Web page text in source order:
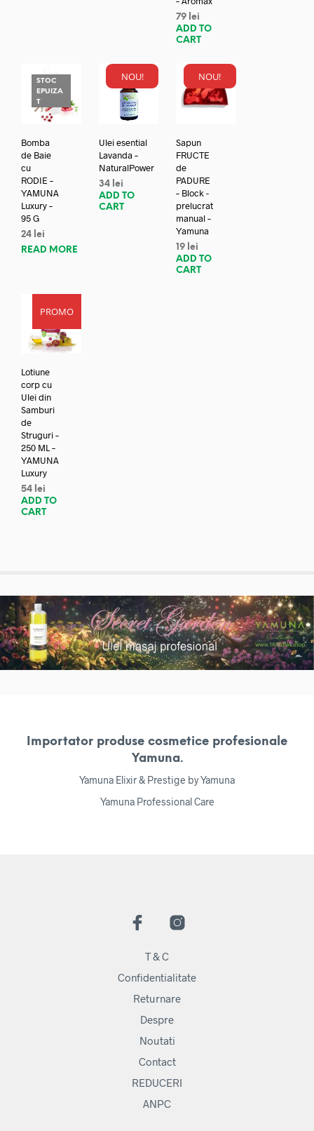
79 lei
ADD TO
CART
STOC
EPUIZA
T
Bomba
de Baie
cu
RODIE –
YAMUNA
Luxury –
95 G
24 lei
READ MORE
NOU!
Ulei esential
Lavanda –
NaturalPower
34 lei
ADD TO
CART
NOU!
Sapun
FRUCTE
de
PADURE
– Block -
prelucrat
manual –
Yamuna
19 lei
ADD TO
CART
PROMO
Lotiune
corp cu
Ulei din
Samburi
de
Struguri –
250 ML –
YAMUNA
Luxury
54 lei
ADD TO
CART
Importator produse cosmetice profesionale
Yamuna.
Yamuna Elixir & Prestige by Yamuna
Yamuna Professional Care
T & C
Confidentialitate
Returnare
Despre
Noutati
Contact
REDUCERI
ANPC